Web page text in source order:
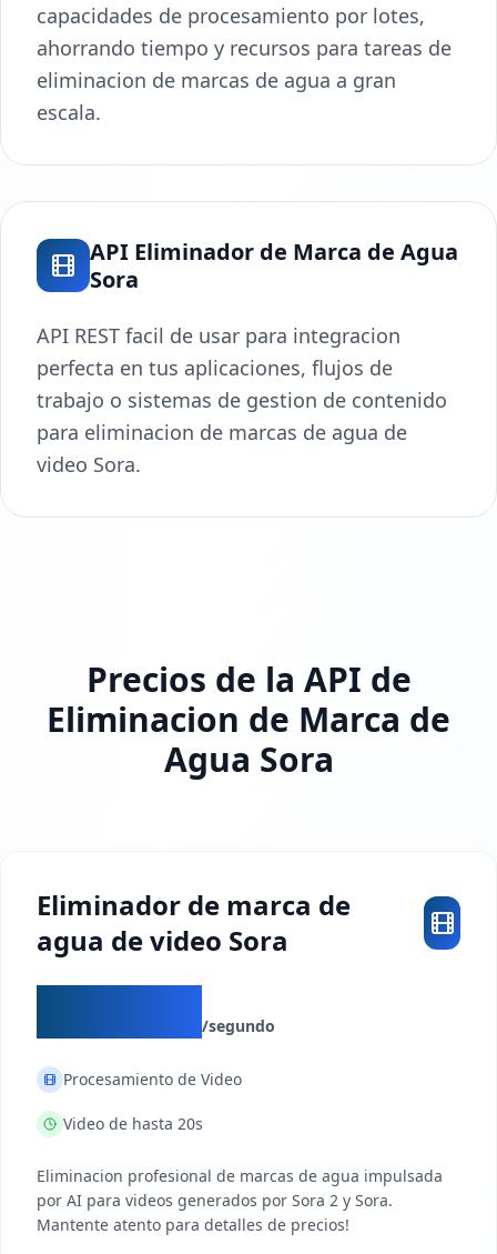
capacidades de procesamiento por lotes,
ahorrando tiempo y recursos para tareas de
eliminacion de marcas de agua a gran
escala.
API Eliminador de Marca de Agua
Sora
API REST facil de usar para integracion
perfecta en tus aplicaciones, flujos de
trabajo o sistemas de gestion de contenido
para eliminacion de marcas de agua de
video Sora.
Precios de la API de
Eliminacion de Marca de
Agua Sora
Eliminador de marca de
agua de video Sora
/segundo
Procesamiento de Video
Video de hasta 20s
Eliminacion profesional de marcas de agua impulsada
por AI para videos generados por Sora 2 y Sora.
Mantente atento para detalles de precios!